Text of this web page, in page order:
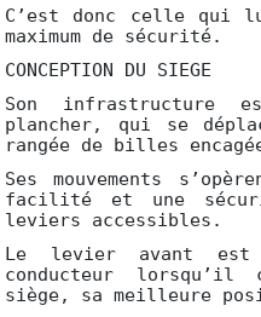
C’est donc celle qui
maximum de sécurité.
CONCEPTION DU SIEGE
Son infrastructure
plancher, qui se
rangée de billes
Ses mouvements
facilité et une
leviers accessibles.
Le levier avant est
conducteur
siège, sa meilleure